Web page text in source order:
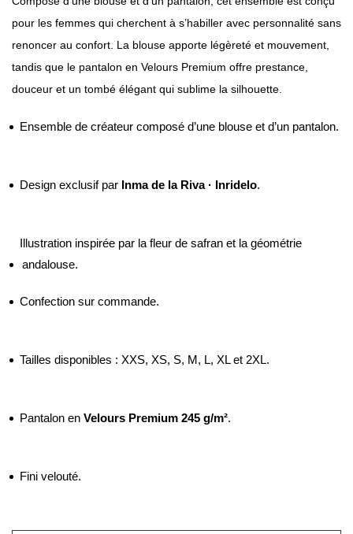
pour les femmes qui cherchent à s’habiller avec personnalité sans
renoncer au confort. La blouse apporte légèreté et mouvement,
tandis que le pantalon en Velours Premium offre prestance,
douceur et un tombé élégant qui sublime la silhouette.
Ensemble de créateur composé d’une blouse et d’un pantalon.
Design exclusif par Inma de la Riva · Inridelo.
Illustration inspirée par la fleur de safran et la géométrie
andalouse.
Confection sur commande.
Tailles disponibles : XXS, XS, S, M, L, XL et 2XL.
Pantalon en Velours Premium 245 g/m².
Fini velouté.